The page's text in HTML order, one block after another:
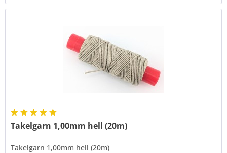
Takelgarn 1,00mm hell (20m)
Takelgarn 1,00mm hell (20m)